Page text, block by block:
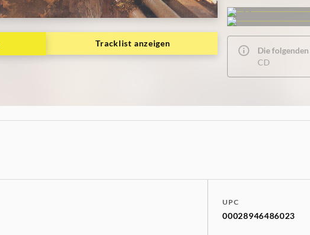
Tracklist anzeigen
Die
CD
UPC
00028946486023